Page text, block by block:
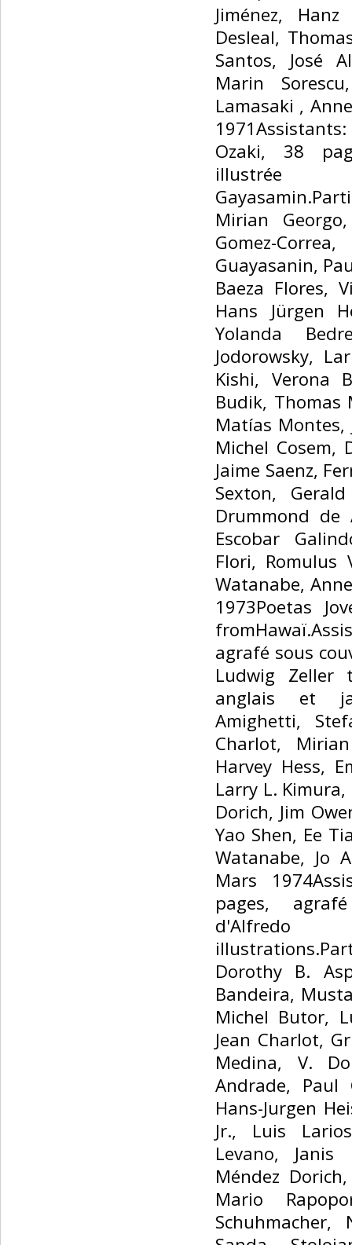
Jiménez,
Desleal,
Santos, José
Marin
Lamasaki ,
Ozaki, 38
Mirian
Gomez-
Guayasanin,
Baeza Flores,
Hans Jürgen
Yolanda
Jodorowsky,
Kishi, Verona
Budik, Thomas
Matías Montes,
Michel Cosem,
Jaime Saenz,
Sexton,
Drummond de
Escobar
Flori, Romulus
Watanabe,
1973Poetas
agrafé sous
Ludwig Zeller
anglais et
Amighetti,
Charlot,
Harvey Hess,
Larry L.
Dorich, Jim
Yao Shen, Ee
Watanabe, Jo
Mars
pages,
Dorothy B.
Bandeira,
Michel Butor,
Jean Charlot,
Medina, V.
Andrade, Paul
Hans-Jurgen
Jr., Luis
Levano,
Méndez
Mario
Schuhmacher,